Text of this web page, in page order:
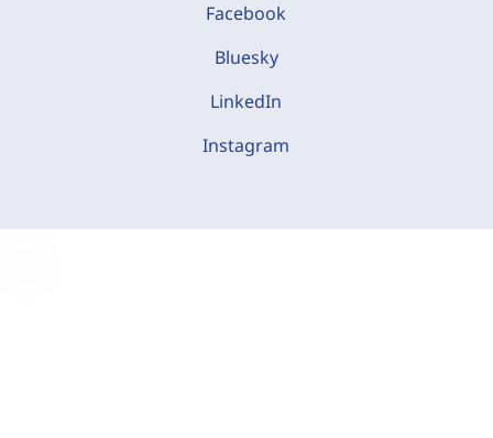
Facebook
Bluesky
LinkedIn
Instagram